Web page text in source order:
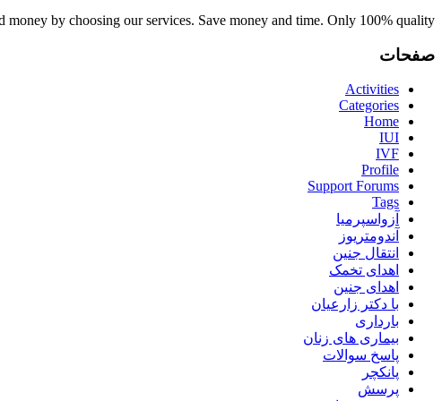
by choosing our services. Save money and time. Only 100% quality.
صفحات
Activities
Categories
Home
IUI
IVF
Profile
Support Forums
Tags
آزواسپرمیا
آندومتریوز
انتقال جنین
اهدای تخمک
اهدای جنین
با دکتر زارعیان
بارداری
بیماری های زنان
پاسخ سوالات
پانکچر
پرسش